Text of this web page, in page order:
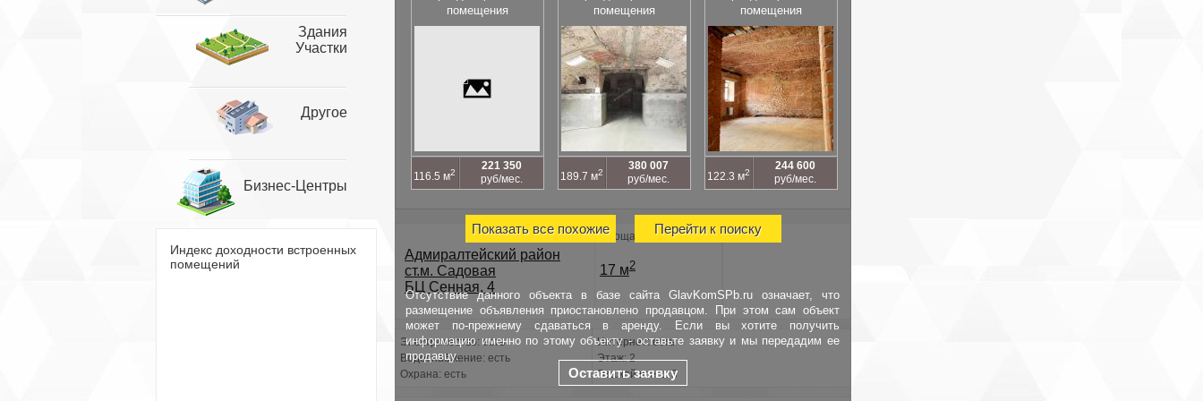
Здания
Участки
Другое
Бизнес-Центры
Индекс доходности встроенных
помещений
помещения
116.5 м2
221 350
руб/мес.
помещения
189.7 м2
380 007
руб/мес.
помещения
122.3 м2
244 600
руб/мес.
Показать все похожие Перейти к поиску
Отсутствие данного объекта в базе сайта GlavKomSPb.ru означает, что
размещение объявления приостановлено продавцом. При этом сам объект
может по-прежнему сдаваться в аренду. Если вы хотите получить
информацию именно по этому объекту - оставьте заявку и мы передадим ее
продавцу.
Оставить заявку
Адмиралтейский район
ст.м. Садовая
БЦ Сенная, 4
Площадь
17 м2
Электричество: есть
Водоснабжение: есть
Охрана: есть
Интернет: есть
Этаж: 2
Этажей всего: 3